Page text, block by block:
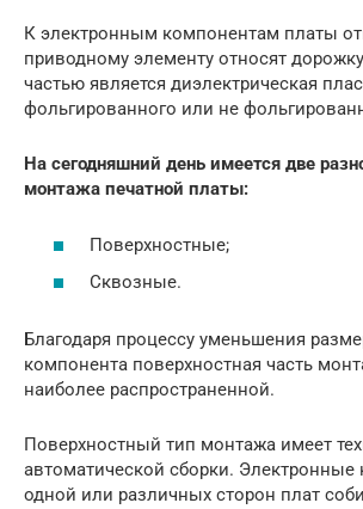
К электронным компонентам платы
приводному элементу относят
частью является диэлектрическая
фольгированного или не
На сегодняшний день имеется две
монтажа печатной платы:
Поверхностные;
Сквозные.
Благодаря процессу уменьшения
компонента поверхностная часть
наиболее распространенной.
Поверхностный тип монтажа имеет
автоматической сборки.
одной или различных сторон плат